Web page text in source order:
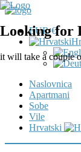
EUR €
Naslovnica
Apartmani
Sobe
Vile
Hrvatski
Looking for
it will take a couple